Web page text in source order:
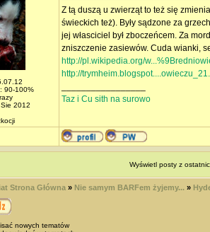
90-100%
Sie 2012
Z tą duszą u zwierząt to też się
świeckich też). Były sądzone za
jej własciciel był zboczeńcem. Za
zniszczenie zasiewów. Cuda wianki,
http://pl.wikipedia.org/
http://
Taz i Cu sith na surowo
Wyświetl posty z
Strona Główna» Nie samym BARFem żyjemy... »
nowych tematów